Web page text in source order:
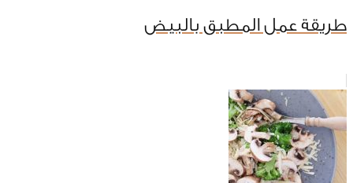
طريقة عمل المطبق بالبيض